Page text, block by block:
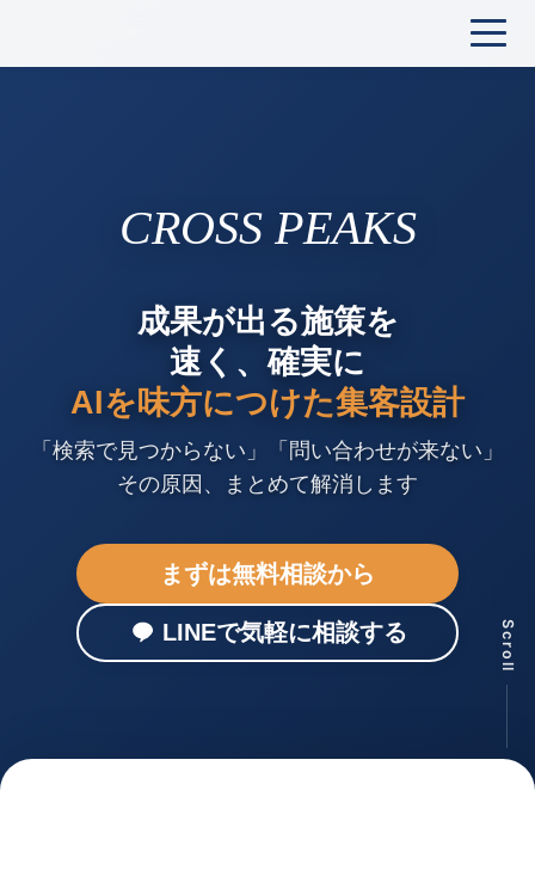
CROSS PEAKS
成果が出る施策を
速く、確実に
AIを味方につけた集客設計
「検索で見つからない」「問い合わせが来ない」
その原因、まとめて解消します
まずは無料相談から
LINEで気軽に相談する Scroll